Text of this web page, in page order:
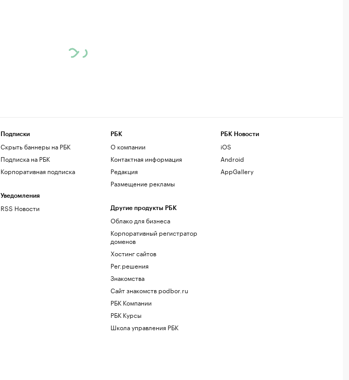
Подписки
Скрыть баннеры на РБК
Подписка на РБК
Корпоративная подписка
Уведомления
RSS Новости
РБК
О компании
Контактная информация
Редакция
Размещение рекламы
Другие продукты РБК
Облако для бизнеса
Корпоративный регистратор
доменов
Хостинг сайтов
Рег.решения
Знакомства
Сайт знакомств podbor.ru
РБК Компании
РБК Курсы
Школа управления РБК
РБК Новости
iOS
Android
AppGallery